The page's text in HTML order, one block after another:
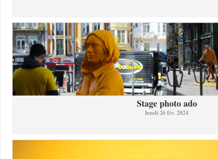
Stage photo ado
lundi 26 fév. 2024